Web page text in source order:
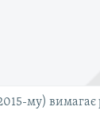
му) вимагає